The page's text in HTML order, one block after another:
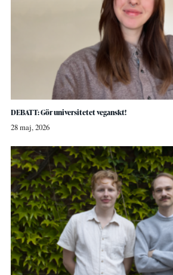
DEBATT: Gör universitetet veganskt!
28 maj, 2026